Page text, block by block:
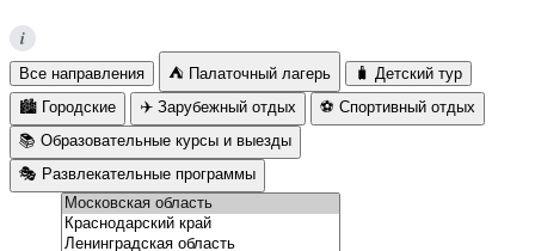
i
Все направления ⛺ Палаточный лагерь
🧳 Детский тур
🏙️ Городские
✈️ Зарубежный отдых
⚽ Спортивный отдых
📚 Образовательные курсы и выезды
🎭 Развлекательные программы